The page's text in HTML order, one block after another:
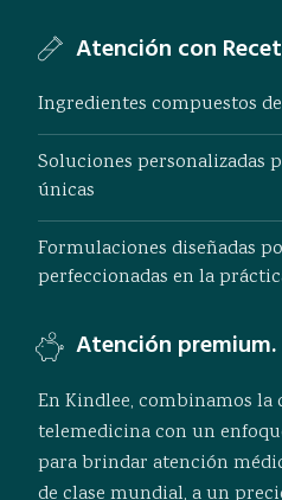
Atención con
Ingredientes compuestos
Soluciones personalizadas
únicas
Formulaciones diseñadas
perfeccionadas en la
Atención
En Kindlee, combinamos la
telemedicina con un
para brindar atención